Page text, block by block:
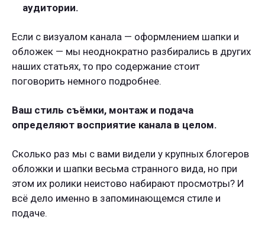
аудитории.
Если с визуалом канала — оформлением шапки и
обложек — мы неоднократно разбирались в других
наших статьях, то про содержание стоит
поговорить немного подробнее.
Ваш стиль съёмки, монтаж и подача
определяют восприятие канала в целом.
Сколько раз мы с вами видели у крупных блогеров
обложки и шапки весьма странного вида, но при
этом их ролики неистово набирают просмотры? И
всё дело именно в запоминающемся стиле и
подаче.